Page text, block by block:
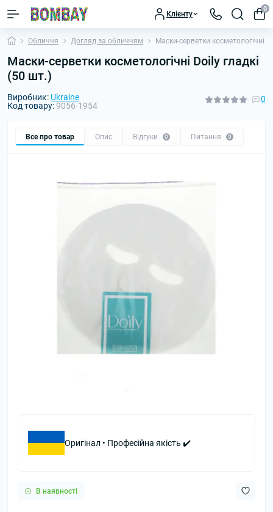
Клієнту
0
Обличчя Догляд за обличчям Маски-серветки косметологічні
Маски-серветки косметологічні Doily гладкі
(50 шт.)
Виробник: Ukraine
Код товару:9056-1954
0
Все про товар Опис Відгуки 0 Питання 0
Оригінал • Професійна якість ✔️
В наявності